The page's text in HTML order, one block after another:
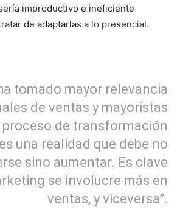
improductivo e ineficiente
de adaptarlas a lo presencial.
tomado mayor relevancia
de ventas y mayoristas
de transformación
una realidad que debe no
sino aumentar. Es clave
se involucre más en
ventas, y viceversa”.